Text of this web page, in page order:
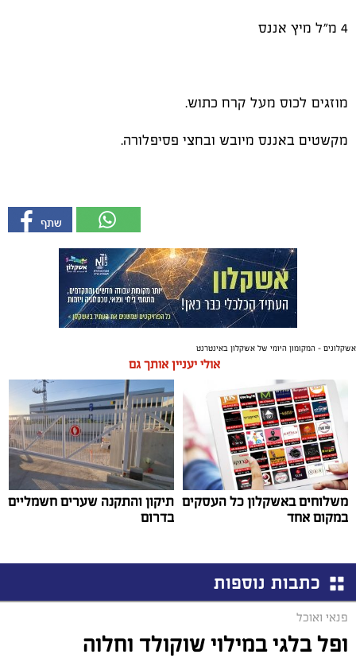
4 מ"ל מיץ אננס
מוזגים לכוס מעל קרח כתוש.
מקשטים באננס מיובש ובחצי פסיפלורה.
אשקלונים - המקומון היומי של אשקלון באינטרנט
אולי יעניין אותך גם
משלוחים באשקלון כל העסקים
במקום אחד
תיקון והתקנה שערים חשמליים
בדרום
כתבות נוספות
פנאי ואוכל
ופל בלגי במילוי שוקולד וחלוה